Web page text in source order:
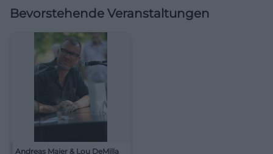
Bevorstehende Veranstaltungen
Andreas Maier & Lou DeMilla